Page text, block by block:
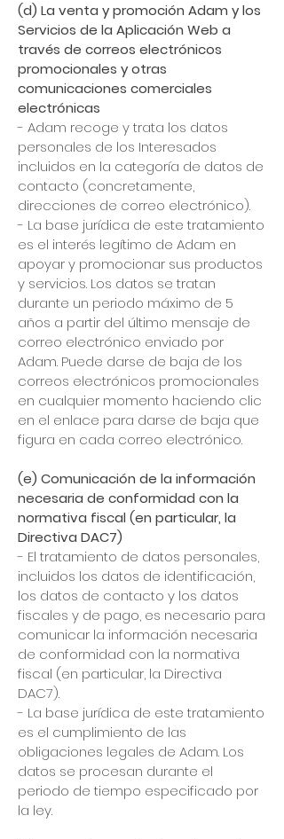
(d) La venta y promoción Adam y los
Servicios de la Aplicación Web a
través de correos electrónicos
promocionales y otras
comunicaciones comerciales
electrónicas
- Adam recoge y trata los datos
personales de los Interesados
incluidos en la categoría de datos de
contacto (concretamente,
direcciones de correo electrónico).
- La base jurídica de este tratamiento
es el interés legítimo de Adam en
apoyar y promocionar sus productos
y servicios. Los datos se tratan
durante un periodo máximo de 5
años a partir del último mensaje de
correo electrónico enviado por
Adam. Puede darse de baja de los
correos electrónicos promocionales
en cualquier momento haciendo clic
en el enlace para darse de baja que
figura en cada correo electrónico.
(e) Comunicación de la información
necesaria de conformidad con la
normativa fiscal (en particular, la
Directiva DAC7)
- El tratamiento de datos personales,
incluidos los datos de identificación,
los datos de contacto y los datos
fiscales y de pago, es necesario para
comunicar la información necesaria
de conformidad con la normativa
fiscal (en particular, la Directiva
DAC7).
- La base jurídica de este tratamiento
es el cumplimiento de las
obligaciones legales de Adam. Los
datos se procesan durante el
periodo de tiempo especificado por
la ley.